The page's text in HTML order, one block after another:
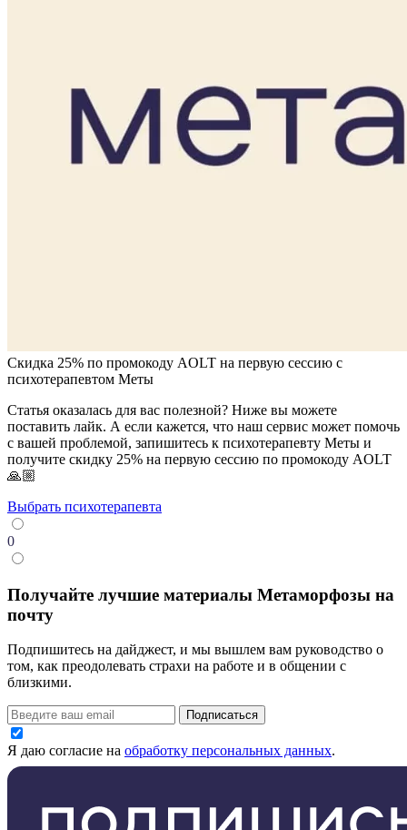
Скидка 25% по промокоду AOLT на первую сессию с
психотерапевтом Меты
Статья оказалась для вас полезной? Ниже вы можете
поставить лайк. А если кажется, что наш сервис может помочь
с вашей проблемой, запишитесь к психотерапевту Меты и
получите скидку 25% на первую сессию по промокоду AOLT
🙏🏼
Выбрать психотерапевта
0
Получайте лучшие материалы Метаморфозы на
почту
Подпишитесь на дайджест, и мы вышлем вам руководство о
том, как преодолевать страхи на работе и в общении с
близкими.
Подписаться
Я даю согласие на обработку персональных данных.